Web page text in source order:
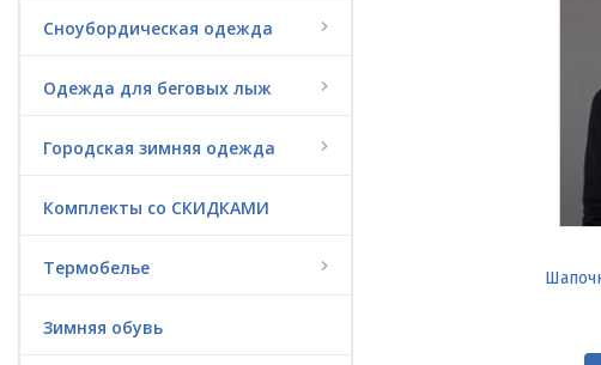
Jet Surf
Электро-серфинг LIFTFOIL
Электрофойл G-FOIL
Гидроодежда
Триатлон
Аксессуары
Сноубордическая одежда
Одежда для беговых лыж
Городская зимняя одежда
Комплекты со СКИДКАМИ
Термобелье
Зимняя обувь